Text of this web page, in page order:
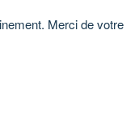
Merci de votre